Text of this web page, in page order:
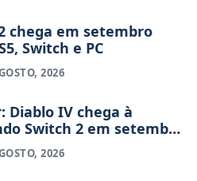
chega em setembro
Switch e PC
2026
Diablo IV chega à
Switch 2 em setembro
o preço de um jogo
2026